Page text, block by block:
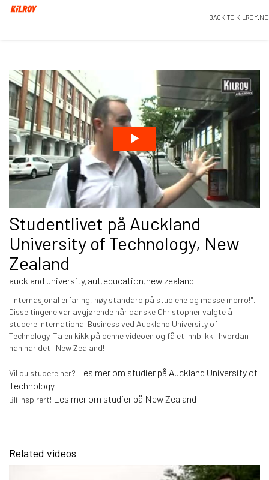
BACK TO KILROY.NO
Studentlivet på Auckland
University of Technology, New
Zealand
auckland university, aut, education, new zealand
"Internasjonal erfaring, høy standard på studiene og masse morro!".
Disse tingene var avgjørende når danske Christopher valgte å
studere International Business ved Auckland University of
Technology. Ta en kikk på denne videoen og få et innblikk i hvordan
han har det i New Zealand!
Vil du studere her? Les mer om studier på Auckland University of
Technology
Bli inspirert! Les mer om studier på New Zealand
Related videos